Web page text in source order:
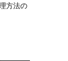
方法の